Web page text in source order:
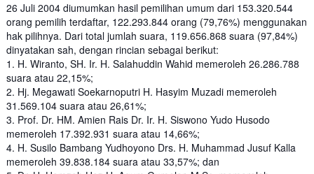
26 Juli 2004 diumumkan hasil pemilihan umum dari 153.320.544
orang pemilih terdaftar, 122.293.844 orang (79,76%) menggunakan
hak pilihnya. Dari total jumlah suara, 119.656.868 suara (97,84%)
dinyatakan sah, dengan rincian sebagai berikut:
1. H. Wiranto, SH. Ir. H. Salahuddin Wahid memeroleh 26.286.788
suara atau 22,15%;
2. Hj. Megawati Soekarnoputri H. Hasyim Muzadi memeroleh
31.569.104 suara atau 26,61%;
3. Prof. Dr. HM. Amien Rais Dr. Ir. H. Siswono Yudo Husodo
memeroleh 17.392.931 suara atau 14,66%;
4. H. Susilo Bambang Yudhoyono Drs. H. Muhammad Jusuf Kalla
memeroleh 39.838.184 suara atau 33,57%; dan